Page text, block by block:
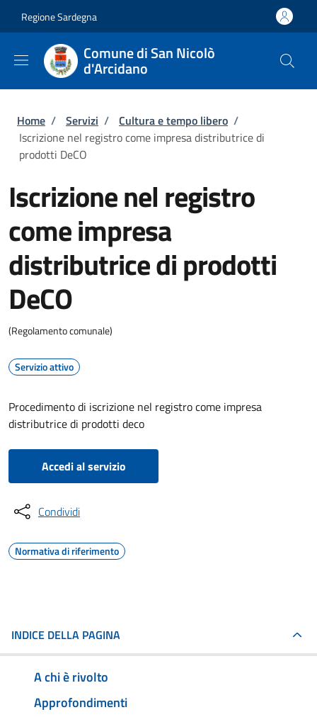
Regione Sardegna
Comune di San Nicolò
d'Arcidano
Briciole di pane
Home / Servizi / Cultura e tempo libero /
Iscrizione nel registro come impresa distributrice di
prodotti DeCO
Iscrizione nel registro
come impresa
distributrice di prodotti
DeCO
(Regolamento comunale)
Servizio attivo
Procedimento di iscrizione nel registro come impresa
distributrice di prodotti deco
Accedi al servizio
Condividi
Normativa di riferimento
INDICE DELLA PAGINA
A chi è rivolto
Approfondimenti